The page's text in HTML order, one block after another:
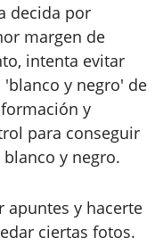
decida por
margen de
intenta evitar
y negro' de
y
para conseguir
y negro.
apuntes y hacerte
ciertas fotos.